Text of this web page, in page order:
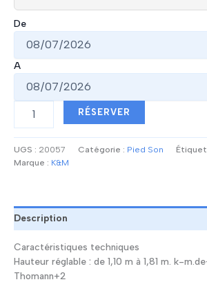
De
A
à
Embase
26735
(Long)
RÉSERVER
UGS : 20057 Catégorie : Pied Son
Marque : K&M
Description
Caractéristiques techniques
Hauteur réglable : de 1,10 m à 1,81 m. k-
Thomann+2